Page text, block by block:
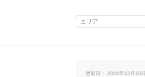
更新日： 2024年12月10日